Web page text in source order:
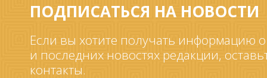
ПОДПИСАТЬСЯ НА НОВОСТИ
Если вы хотите получать информацию
и последних новостях редакции,
контакты.